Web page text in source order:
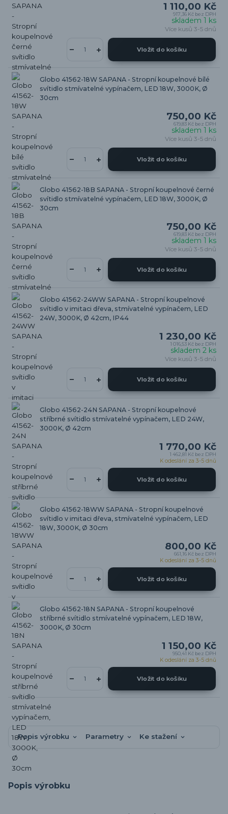
1 110,00 Kč
917,36 Kč bez DPH
skladem 1 ks
Více kusů 3-5 dnů
Vložit do košíku
Globo 41562-18W SAPANA - Stropní koupelnové bílé
svítidlo stmívatelné vypínačem, LED 18W, 3000K, Ø
30cm
750,00 Kč
619,83 Kč bez DPH
skladem 1 ks
Více kusů 3-5 dnů
Vložit do košíku
Globo 41562-18B SAPANA - Stropní koupelnové černé
svítidlo stmívatelné vypínačem, LED 18W, 3000K, Ø
30cm
750,00 Kč
619,83 Kč bez DPH
skladem 1 ks
Více kusů 3-5 dnů
Vložit do košíku
Globo 41562-24WW SAPANA - Stropní koupelnové
svítidlo v imitaci dřeva, stmívatelné vypínačem, LED
24W, 3000K, Ø 42cm, IP44
1 230,00 Kč
1 016,53 Kč bez DPH
skladem 2 ks
Více kusů 3-5 dnů
Vložit do košíku
Globo 41562-24N SAPANA - Stropní koupelnové
stříbrné svítidlo stmívatelné vypínačem, LED 24W,
3000K, Ø 42cm
1 770,00 Kč
1 462,81 Kč bez DPH
K odeslání za 3-5 dnů
Vložit do košíku
Globo 41562-18WW SAPANA - Stropní koupelnové
svítidlo v imitaci dřeva, stmívatelné vypínačem, LED
18W, 3000K, Ø 30cm
800,00 Kč
661,16 Kč bez DPH
K odeslání za 3-5 dnů
Vložit do košíku
Globo 41562-18N SAPANA - Stropní koupelnové
stříbrné svítidlo stmívatelné vypínačem, LED 18W,
3000K, Ø 30cm
1 150,00 Kč
950,41 Kč bez DPH
K odeslání za 3-5 dnů
Vložit do košíku
Popis výrobku Parametry Ke stažení
Popis výrobku